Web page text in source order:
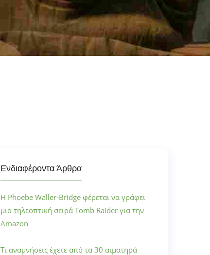
Ενδιαφέροντα Άρθρα
Η Phoebe Waller-Bridge φέρεται να γράφει
μια τηλεοπτική σειρά Tomb Raider για την
Amazon
Τι αναμνήσεις έχετε από τα 30 αιματηρά